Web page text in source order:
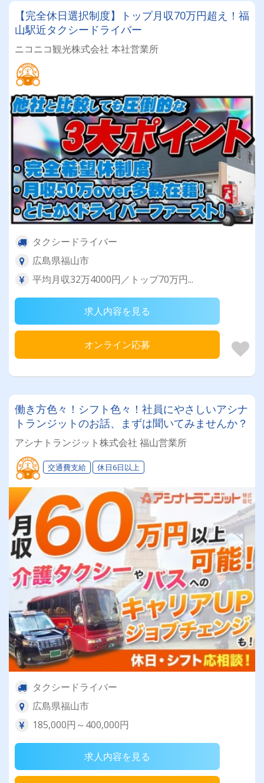
【完全休日選択制度】トップ月収70万円超え！福
山駅近タクシードライバー
ニコニコ観光株式会社 本社営業所
タクシードライバー
広島県福山市
平均月収32万4000円／トップ70万円...
求人内容を見る
オンライン応募
働き方色々！シフト色々！社員にやさしいアシナ
トランジットのお話、まずは聞いてみませんか？
アシナトランジット株式会社 福山営業所
交通費支給 休日6日以上
タクシードライバー
広島県福山市
185,000円～400,000円
求人内容を見る